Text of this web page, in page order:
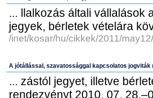
... llalkozás általi vállalások
jegyek, bérletek vételára
/inet/kosar/hu/cikkek/2011/
A jótállással, szavatossággal kapcsolatos jogviták
... zástól jegyet, illetve
rendezvényt 2010. 07.